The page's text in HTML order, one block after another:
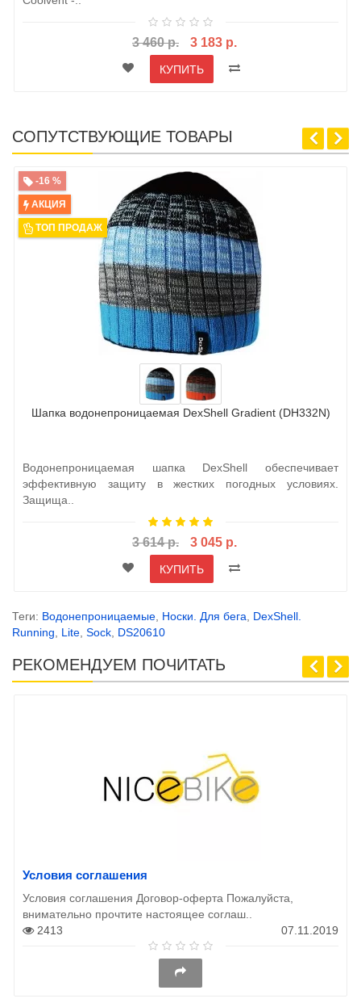
3 460 р. 3 183 р.
КУПИТЬ
СОПУТСТВУЮЩИЕ ТОВАРЫ
-16 %
АКЦИЯ
ТОП ПРОДАЖ
Шапка водонепроницаемая DexShell Gradient (DH332N)
Водонепроницаемая шапка DexShell обеспечивает
эффективную защиту в жестких погодных условиях.
Защища..
3 614 р. 3 045 р.
КУПИТЬ
Теги: Водонепроницаемые Носки. Для бега
DexShell.
Running
Lite Sock DS20610
РЕКОМЕНДУЕМ ПОЧИТАТЬ
Условия соглашения
Условия соглашения Договор-оферта Пожалуйста,
внимательно прочтите настоящее соглаш..
2413
07.11.2019